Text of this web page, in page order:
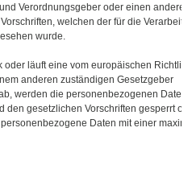
Verordnungsgeber oder einen
welchen der für die
wurde.
oder läuft eine vom europäischen
anderen zuständigen Gesetzgeber
werden die personenbezogenen Daten
den gesetzlichen Vorschriften gesperrt
Daten mit einer